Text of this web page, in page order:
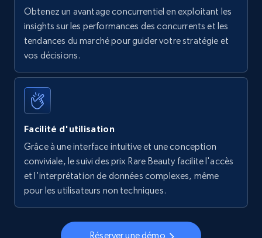
Obtenez un avantage concurrentiel en exploitant les
insights sur les performances des concurrents et les
tendances du marché pour guider votre stratégie et
vos décisions.
Facilité d'utilisation
Grâce à une interface intuitive et une conception
conviviale, le suivi des prix Rare Beauty facilite l'accès
et l'interprétation de données complexes, même
pour les utilisateurs non techniques.
Réserver une démo